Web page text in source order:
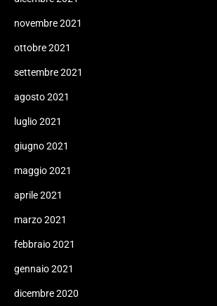
novembre 2021
ottobre 2021
settembre 2021
agosto 2021
luglio 2021
giugno 2021
maggio 2021
aprile 2021
marzo 2021
febbraio 2021
gennaio 2021
dicembre 2020